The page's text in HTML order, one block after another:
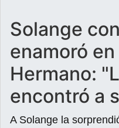
Solange
enamoró en
Hermano:
encontró a
A Solange la